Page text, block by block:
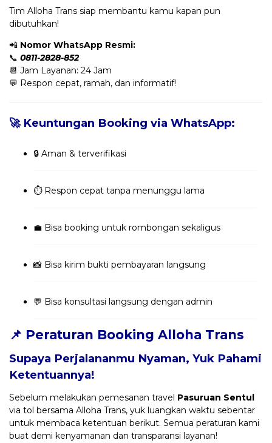
Tim Alloha Trans siap membantu kamu kapan pun
dibutuhkan!
📲 Nomor WhatsApp Resmi:
📞 0811-2828-852
📆 Jam Layanan: 24 Jam
💬 Respon cepat, ramah, dan informatif!
🚀 Keuntungan Booking via WhatsApp:
🔒 Aman & terverifikasi
⏱️ Respon cepat tanpa menunggu lama
💼 Bisa booking untuk rombongan sekaligus
📸 Bisa kirim bukti pembayaran langsung
💬 Bisa konsultasi langsung dengan admin
📌 Peraturan Booking Alloha Trans
Supaya Perjalananmu Nyaman, Yuk Pahami
Ketentuannya!
Sebelum melakukan pemesanan travel Pasuruan Sentul
via tol bersama Alloha Trans, yuk luangkan waktu sebentar
untuk membaca ketentuan berikut. Semua peraturan kami
buat demi kenyamanan dan transparansi layanan!